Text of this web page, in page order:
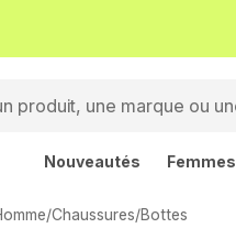
Nouveautés Femmes
/Chaussures/Bottes